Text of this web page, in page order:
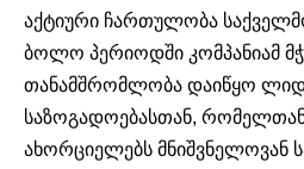
აქტიური ჩართულობა
ბოლო პერიოდში კომპანიამ
თანამშრომლობა დაიწყო
საზოგადოებასთან,
ახორციელებს მნიშვნელოვან